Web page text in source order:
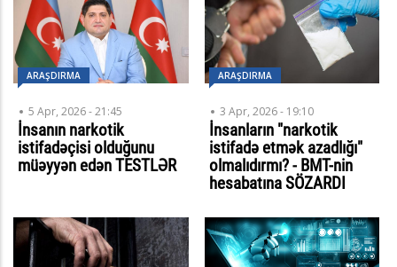
ARAŞDIRMA
5 Apr, 2026 - 21:45
İnsanın narkotik
istifadəçisi olduğunu
müəyyən edən TESTLƏR
ARAŞDIRMA
3 Apr, 2026 - 19:10
İnsanların "narkotik
istifadə etmək azadlığı"
olmalıdırmı? - BMT-nin
hesabatına SÖZARDI